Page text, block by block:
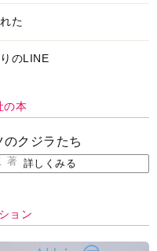
た
のLINE
の本
のクジラたち
著 詳しくみる
ョン